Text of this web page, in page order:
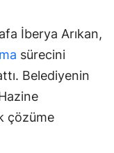
İberya Arıkan,
sürecini
Belediyenin
çözüme